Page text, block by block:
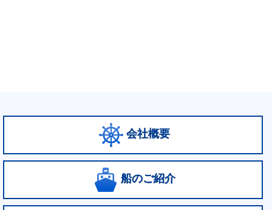
会社概要
船のご紹介